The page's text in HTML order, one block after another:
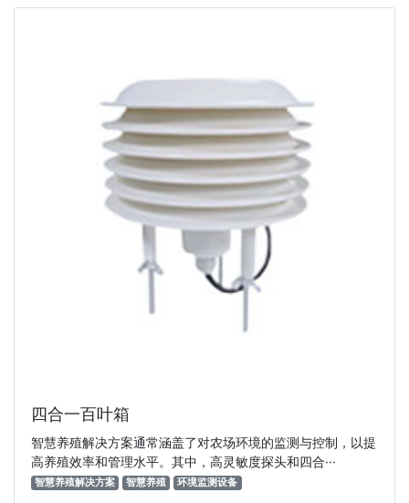
四合一百叶箱
智慧养殖解决方案通常涵盖了对农场环境的监测与控制，以提
高养殖效率和管理水平。其中，高灵敏度探头和四合···
智慧养殖解决方案 智慧养殖 环境监测设备